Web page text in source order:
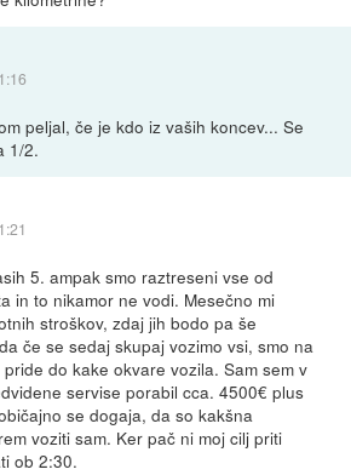
peljal, če je kdo iz vaših koncev... Se
1/2.
5. ampak smo raztreseni vse od
in to nikamor ne vodi. Mesečno mi
stroškov, zdaj jih bodo pa še
če se sedaj skupaj vozimo vsi, smo na
do kake okvare vozila. Sam sem v
servise porabil cca. 4500€ plus
se dogaja, da so kakšna
voziti sam. Ker pač ni moj cilj priti
ob 2:30.